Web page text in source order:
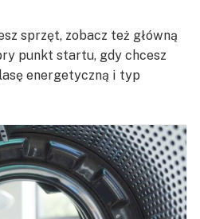
sprzęt, zobacz też główną
punkt startu, gdy chcesz
energetyczną i typ